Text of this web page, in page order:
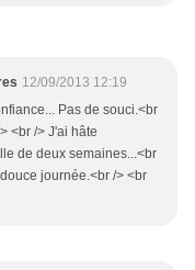
12/09/2013 12:19
Pas de souci.<br
<br /> J'ai hâte
de deux semaines...<br
journée.<br /> <br